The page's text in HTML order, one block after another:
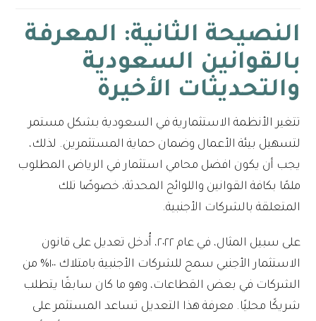
النصيحة الثانية: المعرفة
بالقوانين السعودية
والتحديثات الأخيرة
تتغير الأنظمة الاستثمارية في السعودية بشكل مستمر
لتسهيل بيئة الأعمال وضمان حماية المستثمرين. لذلك،
يجب أن يكون افضل محامي استثمار في الرياض المطلوب
ملمًا بكافة القوانين واللوائح المحدثة، خصوصًا تلك
المتعلقة بالشركات الأجنبية.
على سبيل المثال، في عام ٢٠٢٢، أُدخل تعديل على قانون
الاستثمار الأجنبي سمح للشركات الأجنبية بامتلاك ١٠٠% من
الشركات في بعض القطاعات، وهو ما كان سابقًا يتطلب
شريكًا محليًا. معرفة هذا التعديل تساعد المستثمر على